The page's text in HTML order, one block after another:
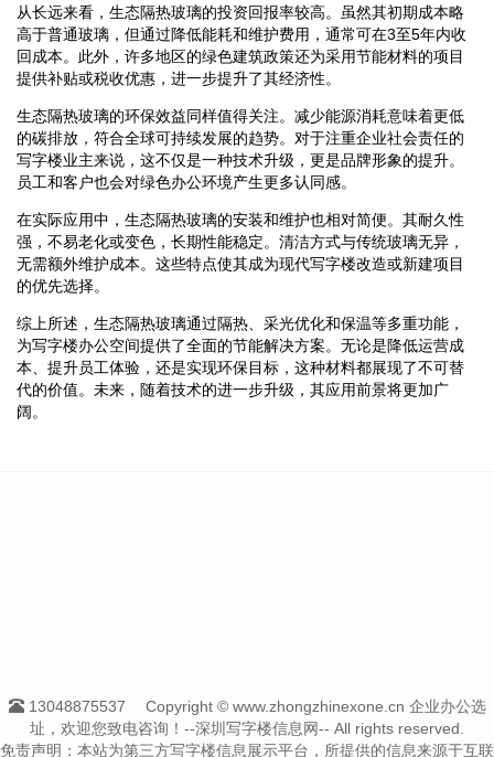
从长远来看，生态隔热玻璃的投资回报率较高。虽然其初期成本略
高于普通玻璃，但通过降低能耗和维护费用，通常可在3至5年内收
回成本。此外，许多地区的绿色建筑政策还为采用节能材料的项目
提供补贴或税收优惠，进一步提升了其经济性。
生态隔热玻璃的环保效益同样值得关注。减少能源消耗意味着更低
的碳排放，符合全球可持续发展的趋势。对于注重企业社会责任的
写字楼业主来说，这不仅是一种技术升级，更是品牌形象的提升。
员工和客户也会对绿色办公环境产生更多认同感。
在实际应用中，生态隔热玻璃的安装和维护也相对简便。其耐久性
强，不易老化或变色，长期性能稳定。清洁方式与传统玻璃无异，
无需额外维护成本。这些特点使其成为现代写字楼改造或新建项目
的优先选择。
综上所述，生态隔热玻璃通过隔热、采光优化和保温等多重功能，
为写字楼办公空间提供了全面的节能解决方案。无论是降低运营成
本、提升员工体验，还是实现环保目标，这种材料都展现了不可替
代的价值。未来，随着技术的进一步升级，其应用前景将更加广
阔。
13048875537
Copyright © www.zhongzhinexone.cn 企业办公选
址，欢迎您致电咨询！--深圳写字楼信息网-- All rights reserved.
免责声明：本站为第三方写字楼信息展示平台，所提供的信息来源于互联